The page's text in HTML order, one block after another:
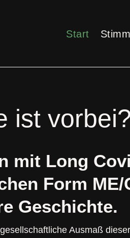
Start
Start
ist
mit Long
Form ME/
Geschichte.
Ausmaß